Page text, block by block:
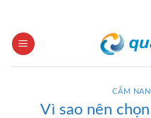
content
CẨM
Vì sao nên